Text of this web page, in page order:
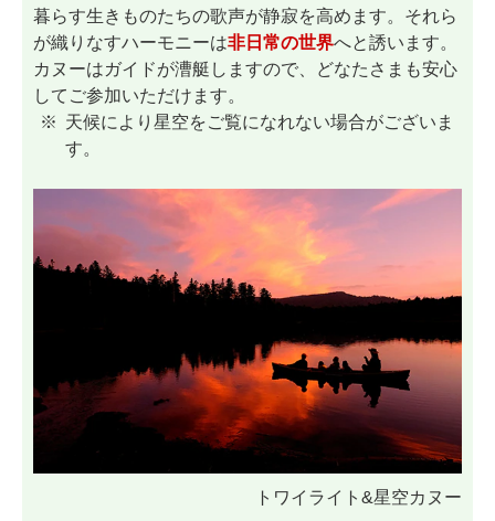
暮らす生きものたちの歌声が静寂を高めます。それら
が織りなすハーモニーは非日常の世界へと誘います。
カヌーはガイドが漕艇しますので、どなたさまも安心
してご参加いただけます。
天候により星空をご覧になれない場合がございま
す。
トワイライト&星空カヌー